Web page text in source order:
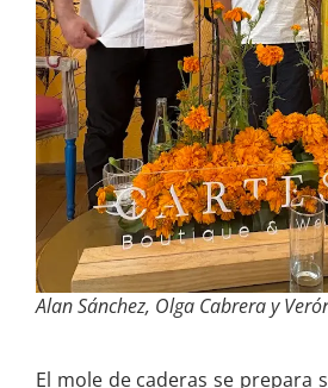
Alan Sánchez, Olga Cabrera y
El mole de caderas se prepara